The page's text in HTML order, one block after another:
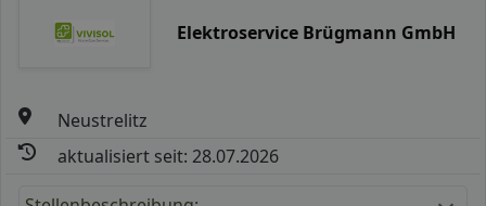
Elektroservice Brügmann GmbH
Neustrelitz
aktualisiert seit: 28.07.2026